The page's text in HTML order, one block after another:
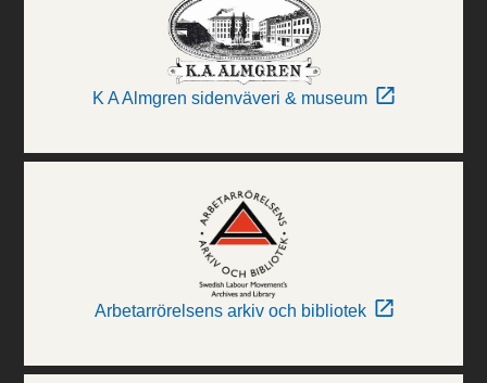
K A Almgren sidenväveri & museum
Arbetarrörelsens arkiv och bibliotek